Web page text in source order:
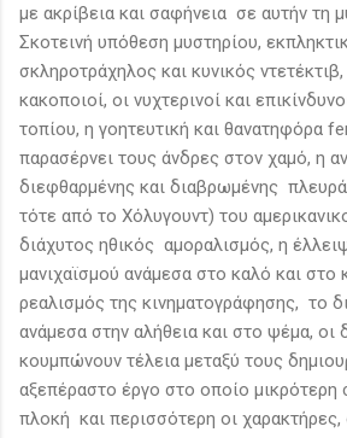
με ακρίβεια και σαφήνεια σε αυτήν τη
Σκοτεινή υπόθεση μυστηρίου,
σκληροτράχηλος και κυνικός
κακοποιοί, οι νυχτερινοί και
τοπίου, η γοητευτική και θανατηφόρα
παρασέρνει τους άνδρες στον χαμό, η
διεφθαρμένης και διαβρωμένης
τότε από το Χόλυγουντ) του
διάχυτος ηθικός αμοραλισμός, η
μανιχαϊσμού ανάμεσα στο καλό και
ρεαλισμός της κινηματογράφησης, το
ανάμεσα στην αλήθεια και στο ψέμα, οι
κουμπώνουν τέλεια μεταξύ τους
αξεπέραστο έργο στο οποίο μικρότερη
πλοκή και περισσότερη οι χαρακτήρες,